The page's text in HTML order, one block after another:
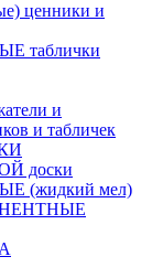
ценники и
таблички
и
и табличек
доски
(жидкий мел)